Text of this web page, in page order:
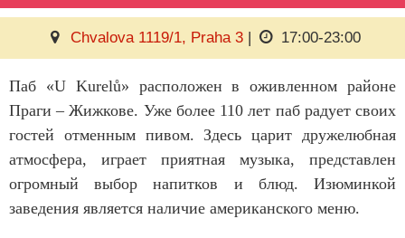
Chvalova 1119/1, Praha 3| 17:00-23:00
Паб «U Kurelů» расположен в оживленном районе
Праги – Жижкове. Уже более 110 лет паб радует своих
гостей отменным пивом. Здесь царит дружелюбная
атмосфера, играет приятная музыка, представлен
огромный выбор напитков и блюд. Изюминкой
заведения является наличие американского меню.